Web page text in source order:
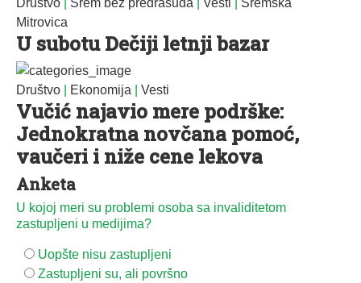
Mitrovica
U subotu Dečiji letnji bazar
Društvo Ekonomija Vesti
Vučić najavio mere podrške:
Jednokratna novčana pomoć,
vaučeri i niže cene lekova
Anketa
U kojoj meri su problemi osoba sa invaliditetom
zastupljeni u medijima?
Uopšte nisu zastupljeni
Zastupljeni su, ali površno